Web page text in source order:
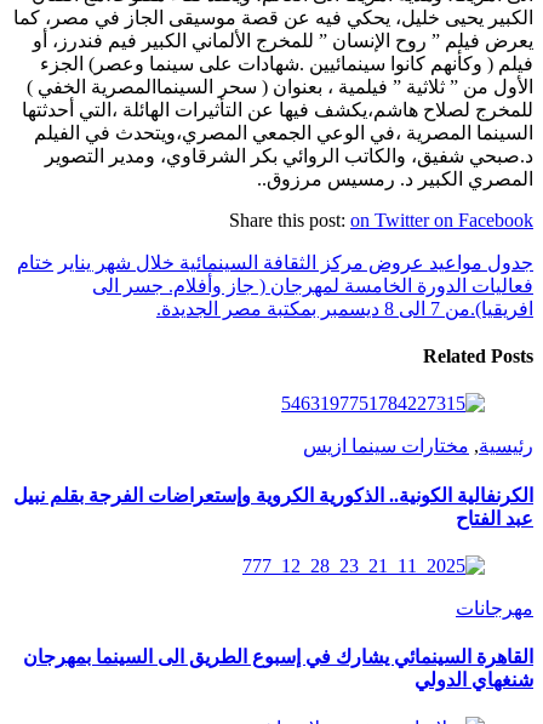
الكبير يحيى خليل، يحكي فيه عن قصة موسيقى الجاز في مصر، كما
يعرض فيلم ” روح الإنسان ” للمخرج الألماني الكبير فيم فندرز، أو
فيلم ( وكأنهم كانوا سينمائيين .شهادات على سينما وعصر) الجزء
الأول من ” ثلاثية ” فيلمية ، بعنوان ( سحر السينماالمصرية الخفي )
للمخرج لصلاح هاشم،يكشف فيها عن التأثيرات الهائلة ،التي أحدثتها
السينما المصرية ،في الوعي الجمعي المصري،ويتحدث في الفيلم
د.صبحي شفيق، والكاتب الروائي بكر الشرقاوي، ومدير التصوير
المصري الكبير د. رمسيس مرزوق..
Share this post: on Twitter on Facebook
جدول مواعيد عروض مركز الثقافة السينمائية خلال شهر يناير ختام
فعاليات الدورة الخامسة لمهرجان ( جاز وأفلام. جسر الى
افريقيا).من 7 الى 8 ديسمبر بمكتبة مصر الجديدة.
Related Posts
رئيسية, مختارات سينما ازيس
الكرنفالية الكونية.. الذكورية الكروية وإستعراضات الفرجة بقلم نبيل
عبد الفتاح
مهرجانات
القاهرة السينمائي يشارك في إسبوع الطريق الى السينما بمهرجان
شنغهاي الدولي